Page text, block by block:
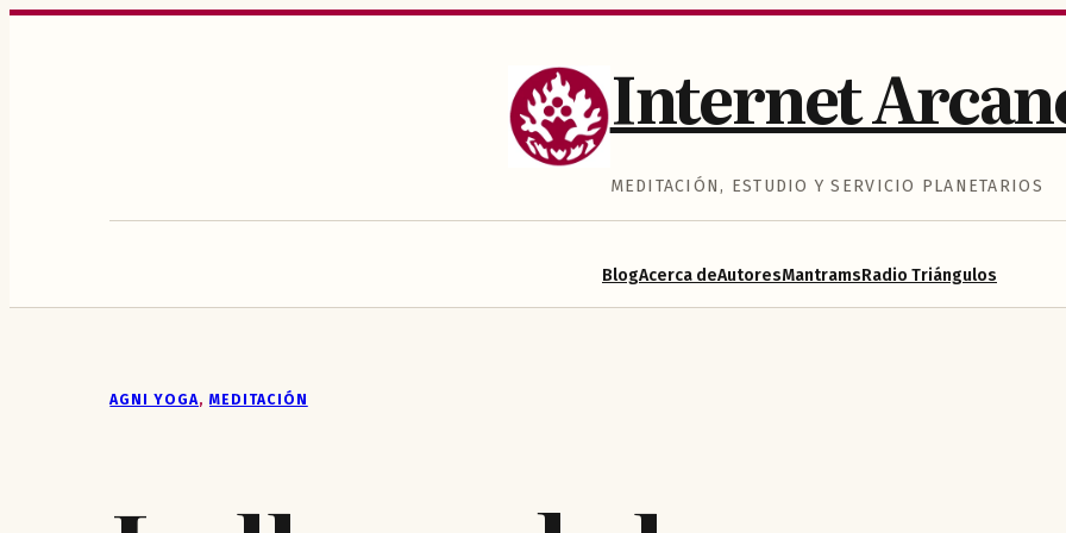
Saltar
Internet
MEDITACIÓN, ESTUDIO Y SERVICIO PLANETARIOS
BlogAcerca deAutoresMantramsRadio Triángulos
AGNI YOGA, MEDITACIÓN